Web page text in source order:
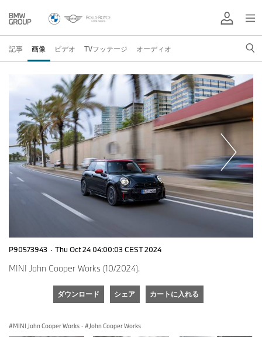
記事 画像 ビデオ TVフッテージ オーディオ
P90573943 · Thu Oct 24 04:00:03 CEST 2024
MINI John Cooper Works (10/2024).
ダウンロード シェア カートに入れる
MINI John Cooper Works · John Cooper Works